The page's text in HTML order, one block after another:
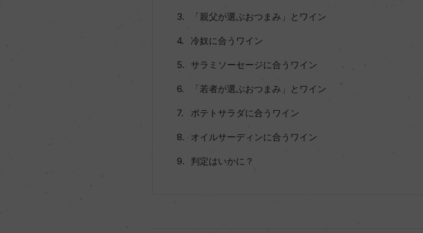
「親父が選ぶおつまみ」とワイン
冷奴に合うワイン
サラミソーセージに合うワイン
「若者が選ぶおつまみ」とワイン
ポテトサラダに合うワイン
オイルサーディンに合うワイン
判定はいかに？